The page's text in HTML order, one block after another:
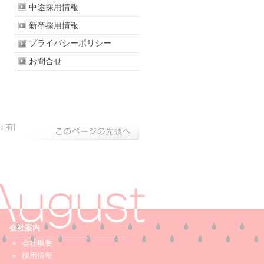
中途採用情報
新卒採用情報
プライバシーポリシー
お問合せ
限会社磁
会社案内
会社概要
採用情報